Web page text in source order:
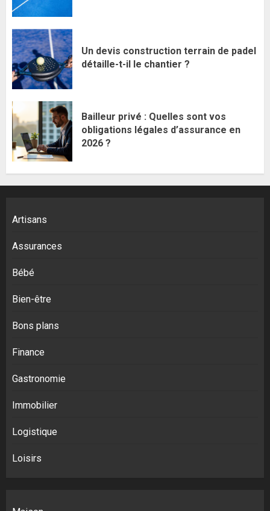
Un devis construction terrain de padel
détaille-t-il le chantier ?
Bailleur privé : Quelles sont vos
obligations légales d’assurance en
2026 ?
Artisans
Assurances
Bébé
Bien-être
Bons plans
Finance
Gastronomie
Immobilier
Logistique
Loisirs